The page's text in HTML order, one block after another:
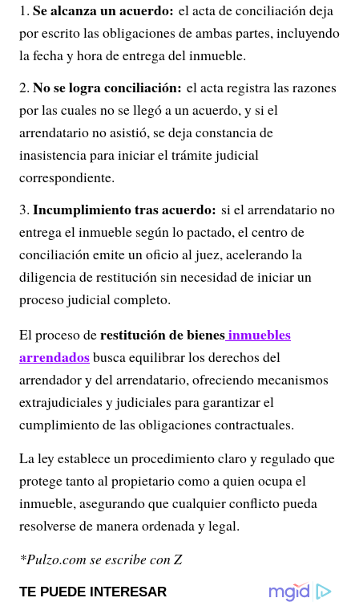
Se alcanza un acuerdo: el acta de conciliación deja
por escrito las obligaciones de ambas partes, incluyendo
la fecha y hora de entrega del inmueble.
No se logra conciliación: el acta registra las razones
por las cuales no se llegó a un acuerdo, y si el
arrendatario no asistió, se deja constancia de
inasistencia para iniciar el trámite judicial
correspondiente.
Incumplimiento tras acuerdo: si el arrendatario no
entrega el inmueble según lo pactado, el centro de
conciliación emite un oficio al juez, acelerando la
diligencia de restitución sin necesidad de iniciar un
proceso judicial completo.
El proceso derestitución de bienesinmuebles
arrendadosbusca equilibrar los derechos del
arrendador y del arrendatario, ofreciendo mecanismos
extrajudiciales y judiciales para garantizar el
cumplimiento de las obligaciones contractuales.
La ley establece un procedimiento claro y regulado que
protege tanto al propietario como a quien ocupa el
inmueble, asegurando que cualquier conflicto pueda
resolverse de manera ordenada y legal.
*Pulzo.com se escribe con Z